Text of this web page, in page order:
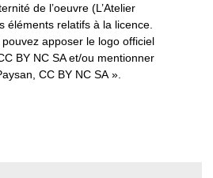
de l’oeuvre (L’Atelier
éléments relatifs à la licence.
apposer le logo officiel
BY NC SA et/ou mentionner
CC BY NC SA ».